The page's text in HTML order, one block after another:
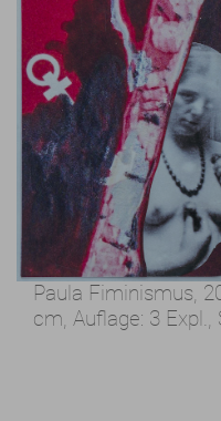
Paula Fiminismus,
cm, Auflage: 3 Expl.,